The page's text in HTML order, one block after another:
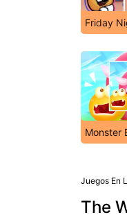
Friday
Monster
Juegos En
The